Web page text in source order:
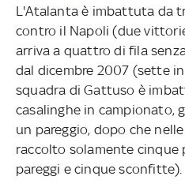
L'Atalanta è imbattuta da
contro il Napoli (due
arriva a quattro di fila
dal dicembre 2007 (sette
squadra di Gattuso è
casalinghe in campionato,
un pareggio, dopo che
raccolto solamente
pareggi e cinque sconfitte).